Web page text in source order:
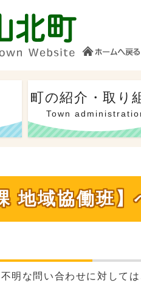
町の紹介・取り
Town
地域協働班
明な問い合わせに対して